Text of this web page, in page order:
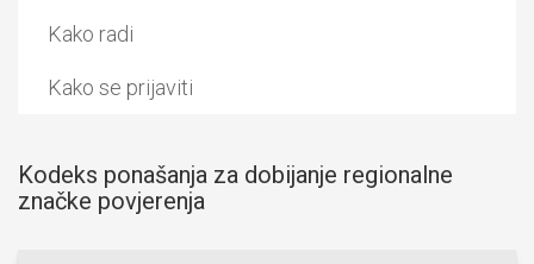
Kako radi
Kako se prijaviti
Kodeks ponašanja za dobijanje regionalne
značke povjerenja